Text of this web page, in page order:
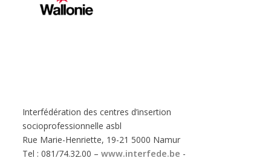
Interfédération des centres d’insertion
socioprofessionnelle asbl
Rue Marie-Henriette, 19-21 5000 Namur
Tel : 081/74.32.00 –www.interfede.be -